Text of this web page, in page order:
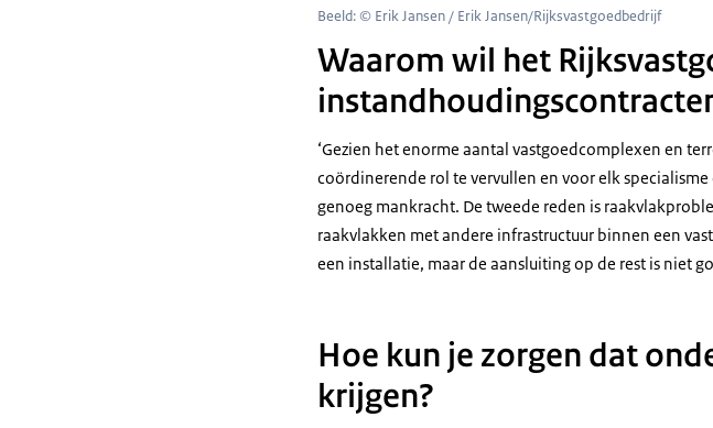
Beeld: © Erik Jansen / Erik Jansen/Rijksvastgoedbedrijf
Waarom wil het
‘Gezien het enorme aantal vastgoedcomplexen en
coördinerende rol te vervullen en voor elk
genoeg mankracht. De tweede reden is
raakvlakken met andere infrastructuur binnen een
een installatie, maar de aansluiting op de rest is niet
Hoe kun je zorgen dat
krijgen?